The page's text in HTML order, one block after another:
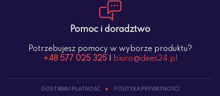
Pomoc i doradztwo
Potrzebujesz pomocy w wyborze produktu?
+48 577 025 325| biuro@dees24.pl
DOSTAWA I PŁATNOŚĆ POLITYKA PRYWATNOŚCI